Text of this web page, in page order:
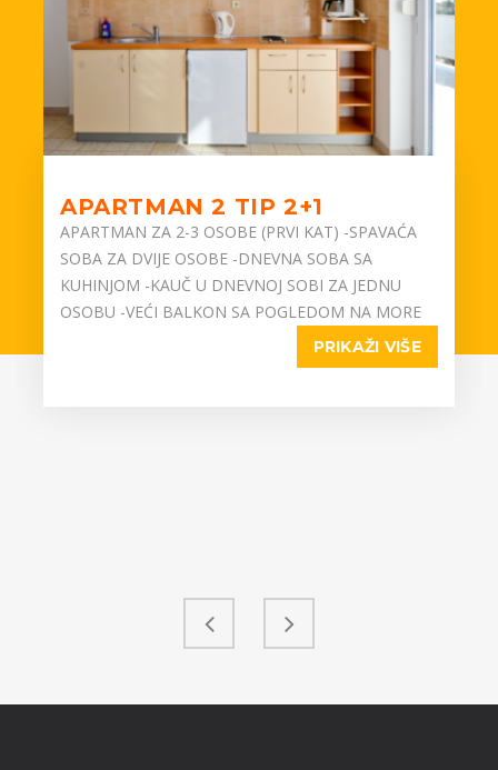
APARTMAN 2 TIP 2+1
APARTMAN ZA 2-3 OSOBE (PRVI KAT) -SPAVAĆA
SOBA ZA DVIJE OSOBE -DNEVNA SOBA SA
KUHINJOM -KAUČ U DNEVNOJ SOBI ZA JEDNU
OSOBU -VEĆI BALKON SA POGLEDOM NA MORE
PRIKAŽI VIŠE